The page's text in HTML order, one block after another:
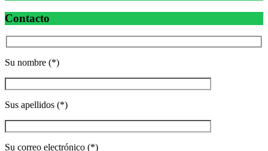
Contacto
Su nombre (*)
Sus apellidos (*)
Su correo electrónico (*)